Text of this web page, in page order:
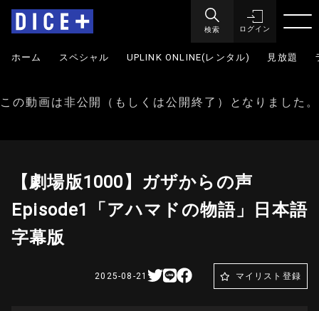
検索 ログイン
ホーム スペシャル UPLINK ONLINE(レンタル) 見放題
この動画は非公開（もしくは公開終了）となりました。
【劇場版1000】ガザからの声
Episode1「アハマドの物語」日本語
字幕版
2025-08-21 マイリスト登録